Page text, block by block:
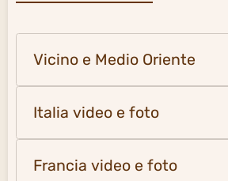
Vicino e Medio Oriente
Italia video e foto
Francia video e foto